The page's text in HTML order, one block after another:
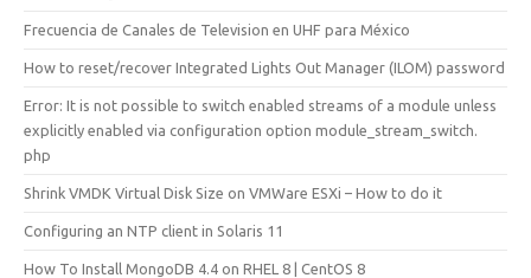
Frecuencia de Canales de Television en UHF para México
How to reset/recover Integrated Lights Out Manager (ILOM) password
Error: It is not possible to switch enabled streams of a module unless
explicitly enabled via configuration option module_stream_switch.
php
Shrink VMDK Virtual Disk Size on VMWare ESXi – How to do it
Configuring an NTP client in Solaris 11
How To Install MongoDB 4.4 on RHEL 8 | CentOS 8